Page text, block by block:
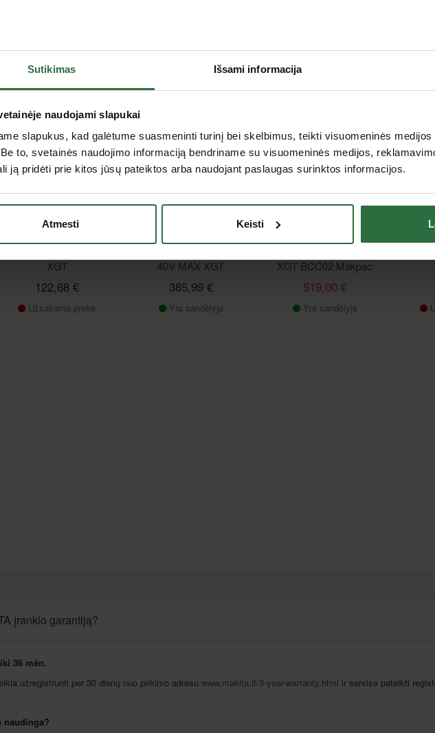
Sutikimas Išsami informacija
naudojami slapukai
slapukus, kad galėtume suasmeninti turinį bei skelbimus, teikti visuomeninės
to, svetainės naudojimo informaciją bendriname su visuomeninės medijos,
ją pridėti prie kitos jūsų pateiktos arba naudojant paslaugas surinktos informacijos.
Atmesti Keisti
Lizingas be pabrangimo*
įkroviklis MAKITA
XGT
122,68 €
Užsakoma prekė
kampinis šlifuoklis
40V MAX XGT
385,99 €
Yra sandėlyje
Lizingas be pabrangimo*
akumuliatorių įkroviklis
XGT BCC02 Makpac
519,00 €
Yra sandėlyje
įrankio garantiją?
iki 36 mėn.
užregistruoti per 30 dienų nuo pirkimo adresu www.makita.lt/3-year-warranty.html ir servise pateikti